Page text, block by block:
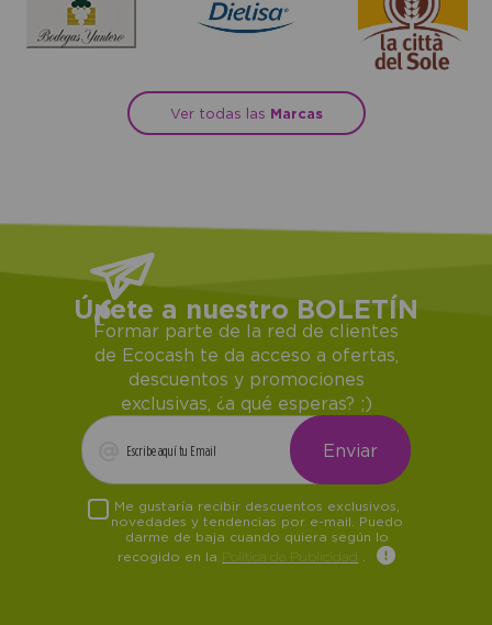
Ver todas las Marcas
Únete a nuestro BOLETÍN
Formar parte de la red de clientes
de Ecocash te da acceso a ofertas,
descuentos y promociones
exclusivas, ¿a qué esperas? ;)
Me gustaría recibir descuentos exclusivos,
novedades y tendencias por e-mail. Puedo
darme de baja cuando quiera según lo
recogido en la Política de Publicidad